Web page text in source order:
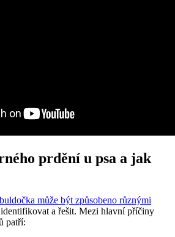
prdění u psa a jak
může být způsobeno různými
a řešit. Mezi hlavní příčiny
patří: